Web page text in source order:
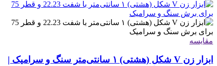
مقایسه
ابزار زن V شکل (هشتی) ۱ سانتی‌متر سنگ و سرامیک |